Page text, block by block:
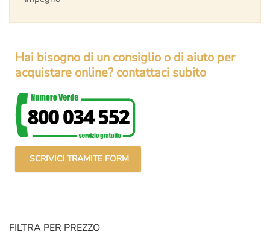
Hai bisogno di un consiglio o di aiuto per
acquistare online? contattaci subito
SCRIVICI TRAMITE FORM
FILTRA PER PREZZO